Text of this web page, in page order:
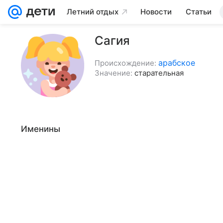
Летний отдых Новости Статьи
Сагия
Происхождение: арабское
Значение: старательная
Именины